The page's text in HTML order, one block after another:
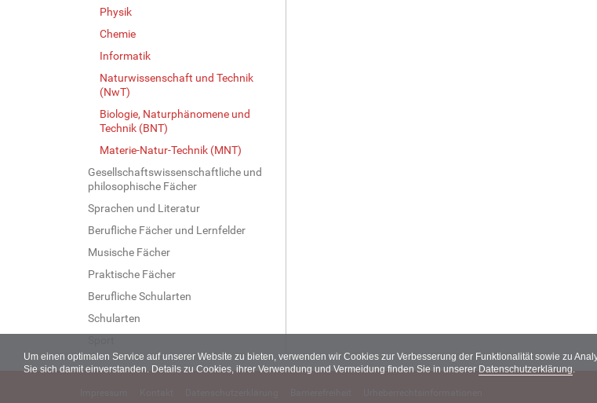
Um einen optimalen Service auf unserer Website zu bieten, verwenden wir Cookies zur Verbesserung der Funktionalität sowie zu
Sie sich damit einverstanden. Details zu Cookies, ihrer Verwendung und Vermeidung finden Sie in unserer Datenschutzerklärung.
Physik
Chemie
Informatik
Naturwissenschaft und Technik
(NwT)
Biologie, Naturphänomene und
Technik (BNT)
Materie-Natur-Technik (MNT)
Gesellschaftswissenschaftliche und
philosophische Fächer
Sprachen und Literatur
Berufliche Fächer und Lernfelder
Musische Fächer
Praktische Fächer
Berufliche Schularten
Schularten